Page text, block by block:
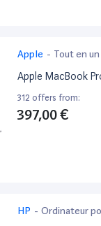
Apple - Tout en un
Apple MacBook
312 offers from:
397,00 €
HP - Ordinateur